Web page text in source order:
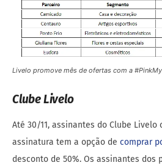
Livelo promove mês de ofertas com a
Clube Livelo
Até 30/11, assinantes do Clube Livelo
assinatura tem a opção de comprar
desconto de 50%. Os assinantes dos